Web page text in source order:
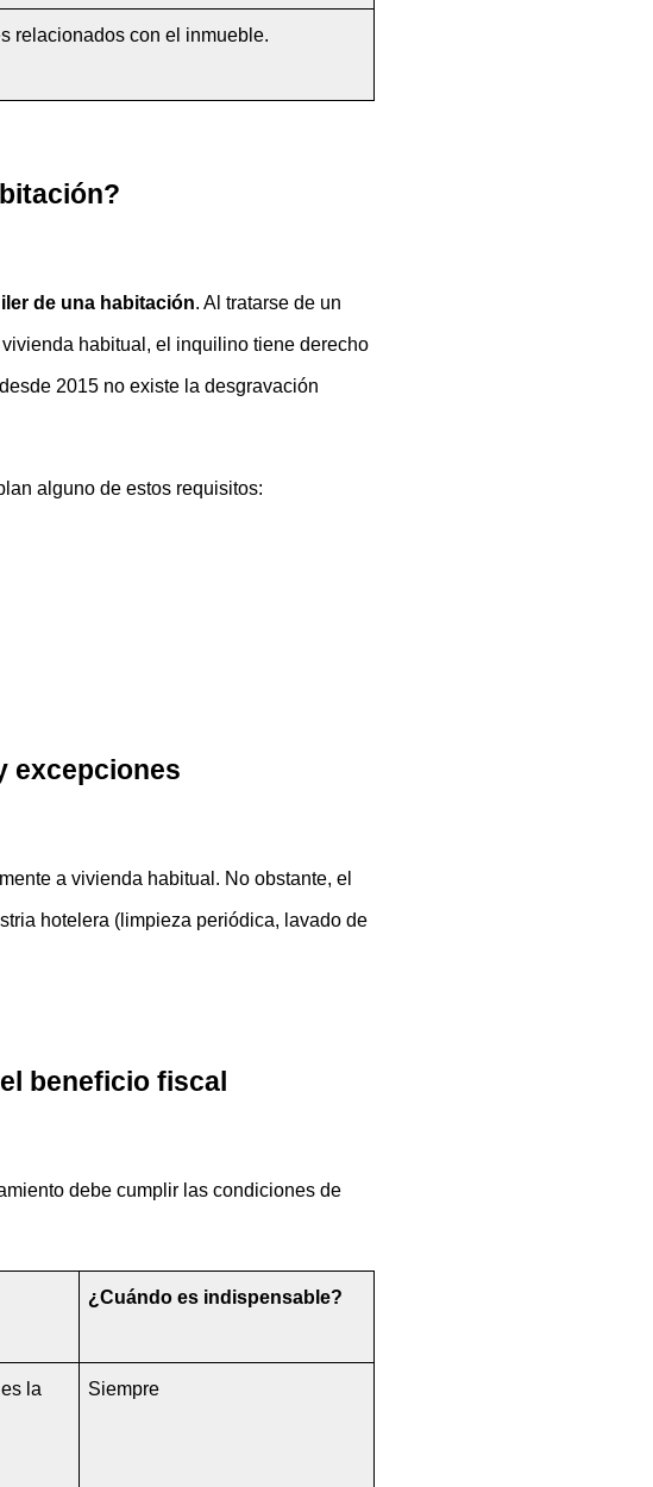
relacionados con el inmueble.
de una habitación. Al tratarse de un
habitual, el inquilino tiene derecho
2015 no existe la desgravación
alguno de estos requisitos:
excepciones
a vivienda habitual. No obstante, el
hotelera (limpieza periódica, lavado de
beneficio fiscal
debe cumplir las condiciones de
¿Cuándo es indispensable?
la
Siempre